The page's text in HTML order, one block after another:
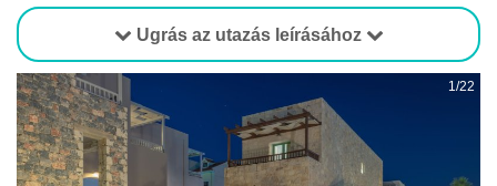
Ugrás az utazás leírásához
1/22